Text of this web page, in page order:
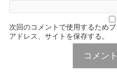
次回のコメントで使用するため
アドレス、サイトを保存する。